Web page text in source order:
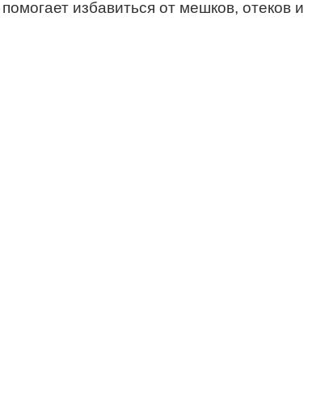
избавиться от мешков, отеков и